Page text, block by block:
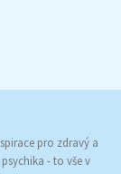
pro zdravý a
- to vše v